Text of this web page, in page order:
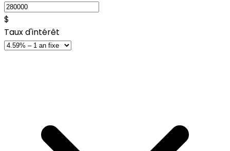
$
Taux d'intérêt